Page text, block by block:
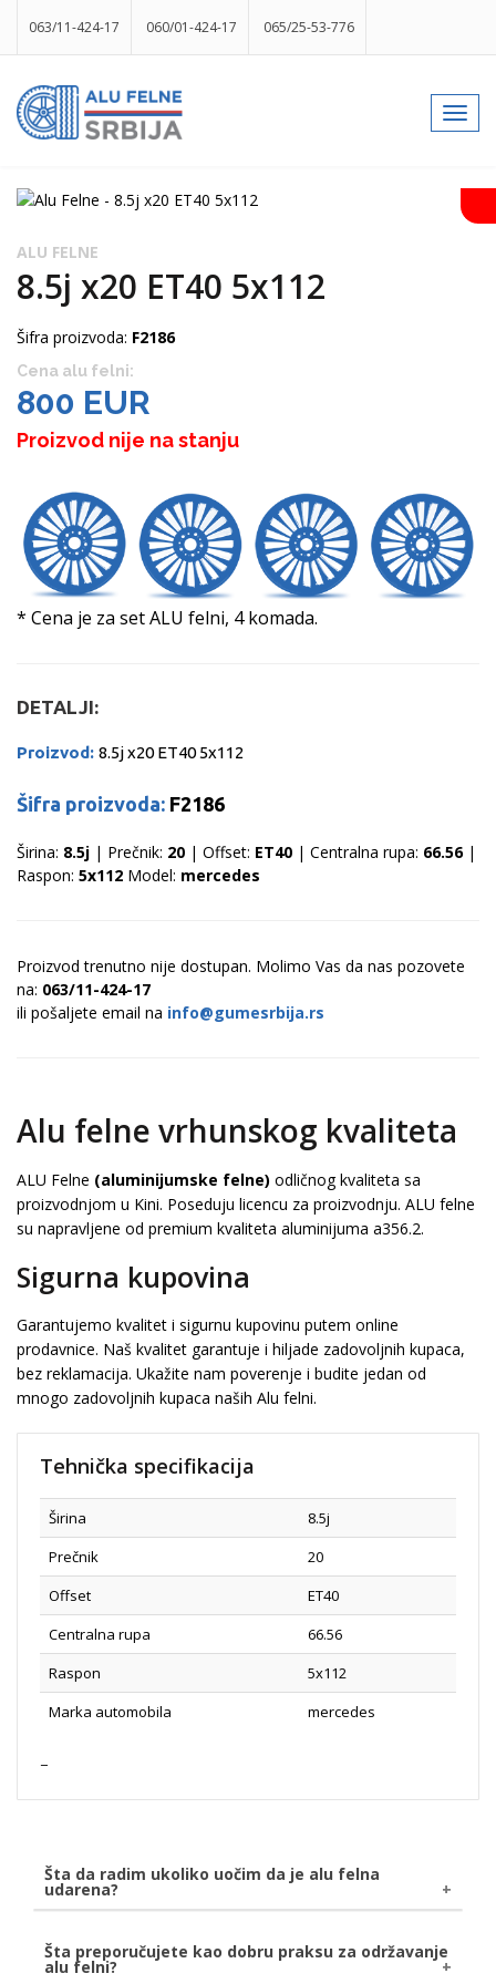
063/11-424-17 060/01-424-17 065/25-53-776
info@gumesrbija.rs
ALU FELNE
8.5j x20 ET40 5x112
Šifra proizvoda: F2186
Cena alu felni:
800 EUR
Proizvod nije na stanju
* Cena je za set ALU felni, 4 komada.
DETALJI:
Proizvod: 8.5j x20 ET40 5x112
Šifra proizvoda: F2186
Širina: 8.5j | Prečnik: 20 | Offset: ET40 | Centralna rupa: 66.56|
Raspon: 5x112 Model: mercedes
Proizvod trenutno nije dostupan. Molimo Vas da nas pozovete
na: 063/11-424-17
ili pošaljete email na info@gumesrbija.rs
Alu felne vrhunskog kvaliteta
ALU Felne (aluminijumske felne) odličnog kvaliteta sa
proizvodnjom u Kini. Poseduju licencu za proizvodnju. ALU felne
su napravljene od premium kvaliteta aluminijuma a356.2.
Sigurna kupovina
Garantujemo kvalitet i sigurnu kupovinu putem online
prodavnice. Naš kvalitet garantuje i hiljade zadovoljnih kupaca,
bez reklamacija. Ukažite nam poverenje i budite jedan od
mnogo zadovoljnih kupaca naših Alu felni.
Tehnička specifikacija
Širina
8.5j
Prečnik
20
Offset
ET40
Centralna rupa
66.56
Raspon
5x112
Marka automobila
mercedes
Šta da radim ukoliko uočim da je alu felna
udarena?
Ukoliko uočite da je Vaša alu felna udarena, bilo
naletom kamena ili udarom o pločnik, savetujemo da
Šta preporučujete kao dobru praksu za održavanje
alu felni?